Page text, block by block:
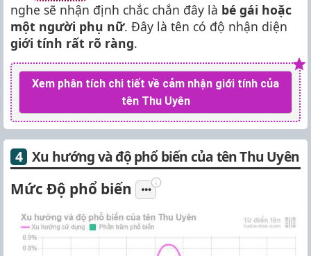
nghe sẽ nhận định chắc chắn đây là bé gái hoặc
một người phụ nữ. Đây là tên có độ nhận diện
giới tính rất rõ ràng.
Xem phân tích chi tiết về cảm nhận giới tính của
tên Thu Uyên
Xu hướng và độ phổ biến của tên Thu Uyên
Mức Độ phổ biến